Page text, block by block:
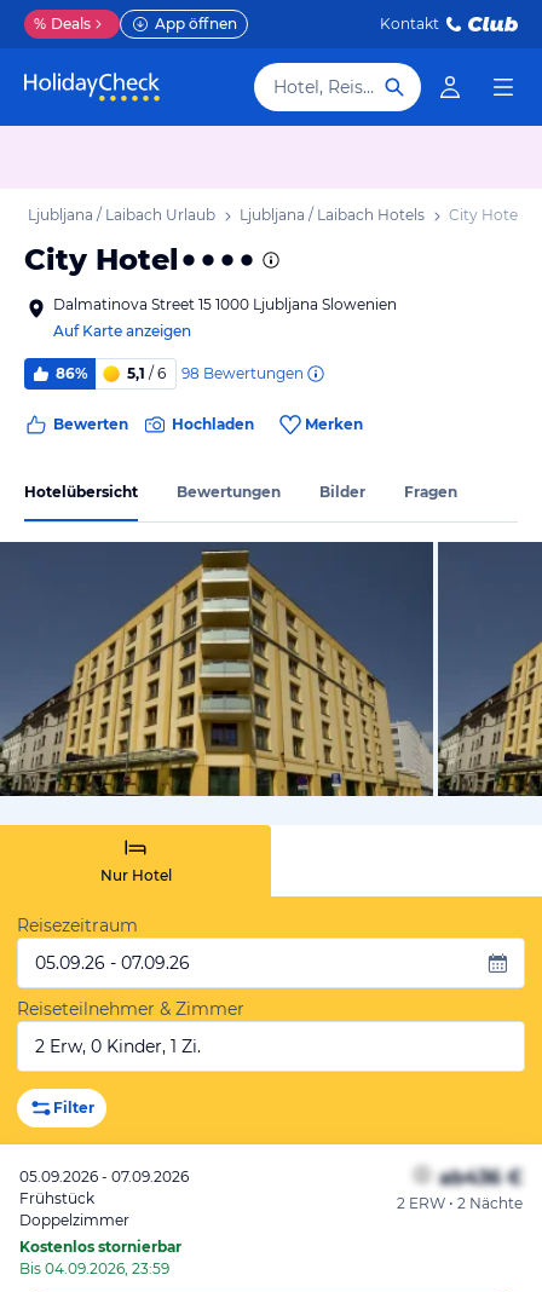
% Deals App öffnen Kontakt
Hotel, Reiseziel
Ljubljana / Laibach Urlaub Ljubljana / Laibach Hotels City Hotel
City Hotel
Dalmatinova Street 15 1000 Ljubljana Slowenien
Auf Karte anzeigen
86% 5,1 / 6 98 Bewertungen
Bewerten Hochladen Merken
Hotelübersicht Bewertungen Bilder Fragen
vom
Nur Hotel
Reisezeitraum
05.09.26 - 07.09.26
Reiseteilnehmer & Zimmer
2 Erw, 0 Kinder, 1 Zi.
Filter
05.09.2026 - 07.09.2026
Frühstück
Doppelzimmer
Kostenlos stornierbar
Bis 04.09.2026, 23:59
ab436 €
2 ERW • 2 Nächte